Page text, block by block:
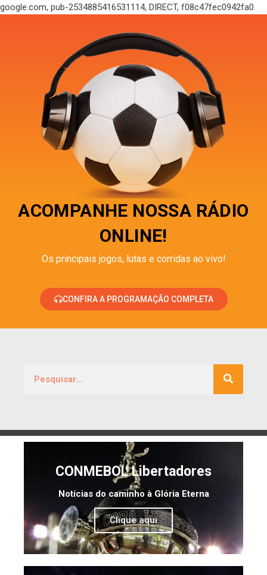
google.com, pub-2534885416531114, DIRECT, f08c47fec0942fa0
ACOMPANHE NOSSA RÁDIO
ONLINE!
Os principais jogos, lutas e corridas ao vivo!
CONFIRA A PROGRAMAÇÃO COMPLETA
CONMEBOL Libertadores
Notícias do caminho à Glória Eterna
Clique aqui